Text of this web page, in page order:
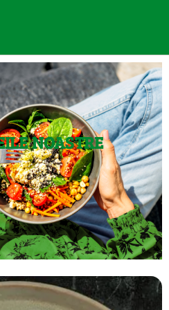
NOASTRE